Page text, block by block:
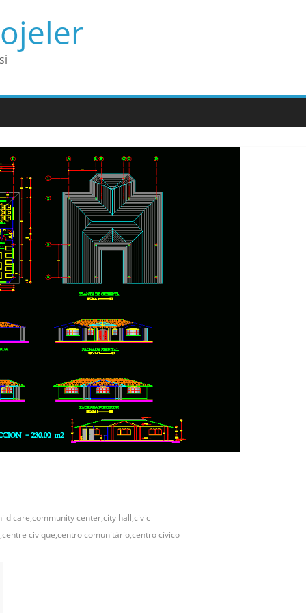
care,community center,city hall,civic
civique,centro comunitário,centro cívico